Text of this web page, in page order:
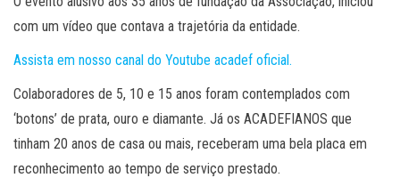
com um vídeo que contava a trajetória da entidade.
Assista em nosso canal do Youtube acadef oficial.
Colaboradores de 5, 10 e 15 anos foram contemplados com
‘botons’ de prata, ouro e diamante. Já os ACADEFIANOS que
tinham 20 anos de casa ou mais, receberam uma bela placa em
reconhecimento ao tempo de serviço prestado.